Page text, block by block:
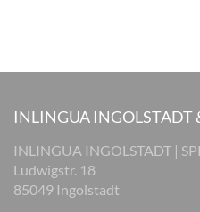
INLINGUA INGOLSTADT
INLINGUA INGOLSTADT |
Ludwigstr. 18
85049 Ingolstadt